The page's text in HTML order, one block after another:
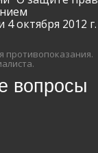
октября 2012 г.
противопоказания.
вопросы